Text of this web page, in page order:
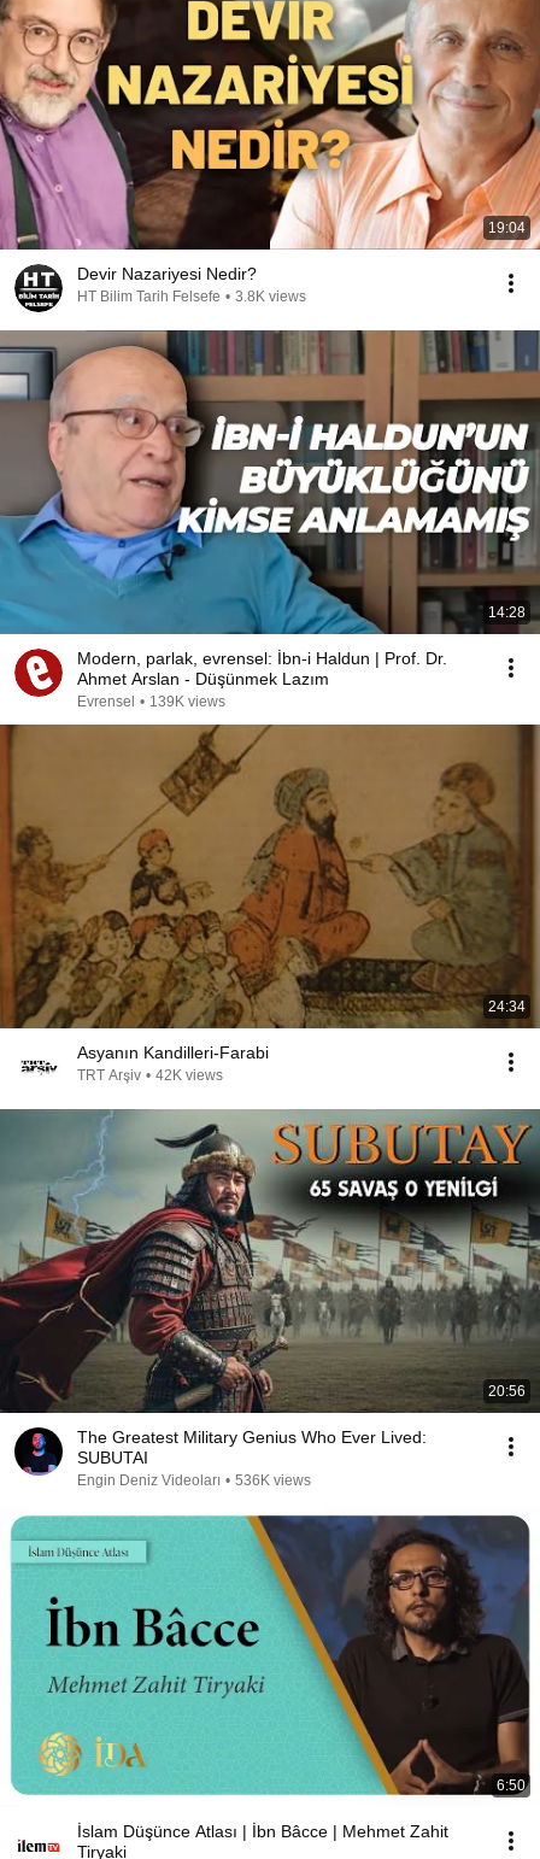
19:04
Devir Nazariyesi Nedir?
HT Bilim Tarih Felsefe • 3.8K views
14:28
Modern, parlak, evrensel: İbn-i Haldun | Prof. Dr.
Ahmet Arslan - Düşünmek Lazım
Evrensel • 139K views
24:34
Asyanın Kandilleri-Farabi
TRT Arşiv • 42K views
20:56
The Greatest Military Genius Who Ever Lived:
SUBUTAI
Engin Deniz Videoları • 536K views
6:50
İslam Düşünce Atlası | İbn Bâcce | Mehmet Zahit
Tiryaki